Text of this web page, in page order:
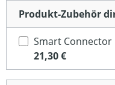
Produkt-Zubehör
Smart Connector
21,30 €